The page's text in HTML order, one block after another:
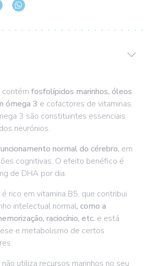
contém fosfolípidos marinhos, óleos
ómega 3 e cofactores de vitaminas.
3 são constituintes essenciais
neurónios.
normal do cérebro, em
cognitivas. O efeito benéfico é
de DHA por dia.
é rico em vitamina B5, que contribui
intelectual normal, como a
raciocínio, etc. e está
e metabolismo de certos
não utiliza recursos marinhos no seu